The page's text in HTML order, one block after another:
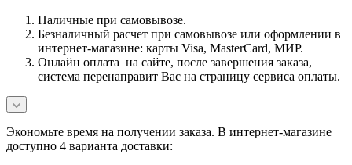
Наличные при самовывозе.
Безналичный расчет при самовывозе или оформлении в
интернет-магазине: карты Visa, MasterCard, МИР.
Онлайн оплата на сайте, после завершения заказа,
система перенаправит Вас на страницу сервиса оплаты.
Экономьте время на получении заказа. В интернет-магазине
доступно 4 варианта доставки: